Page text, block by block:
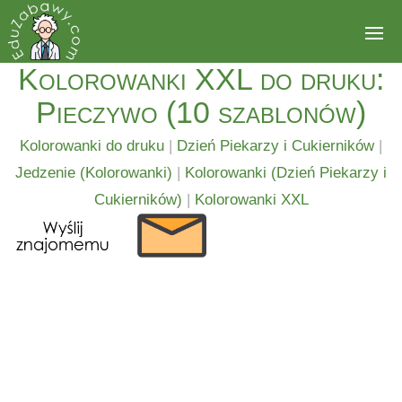
Kolorowanki XXL do druku:
Pieczywo (10 szablonów)
Kolorowanki do druku | Dzień Piekarzy i Cukierników|
Jedzenie (Kolorowanki) | Kolorowanki (Dzień Piekarzy i
Cukierników) | Kolorowanki XXL